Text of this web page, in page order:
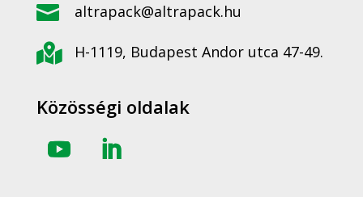
 altrapack@altrapack.hu
 H-1119, Budapest Andor utca 47-49.
Közösségi oldalak